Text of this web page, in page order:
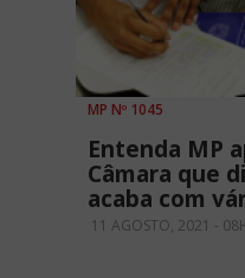
MP Nº 1045
Entenda MP
Câmara que
acaba com
11 AGOSTO, 2021 -